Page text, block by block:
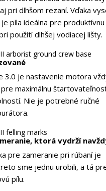
pri dlhšom rezaní. Vďaka
píla ideálna pre produktívnu
použití dlhšej vodiacej lišty.
3.0 je nastavenie motora
maximálnu
Nie je potrebné ručné
ktorá vydrží
pre zameranie pri rúbaní je
sme jednu urobili, a tá
pílu.